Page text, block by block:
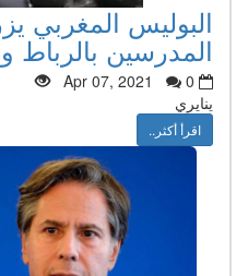
البوليس المغربي
المدرسين بالرباط
Apr 07, 2021
0
ينايري
اقرأ أكثر..